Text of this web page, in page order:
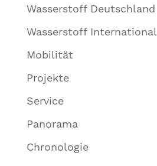
Wasserstoff Deutschland
Wasserstoff International
Mobilität
Projekte
Service
Panorama
Chronologie